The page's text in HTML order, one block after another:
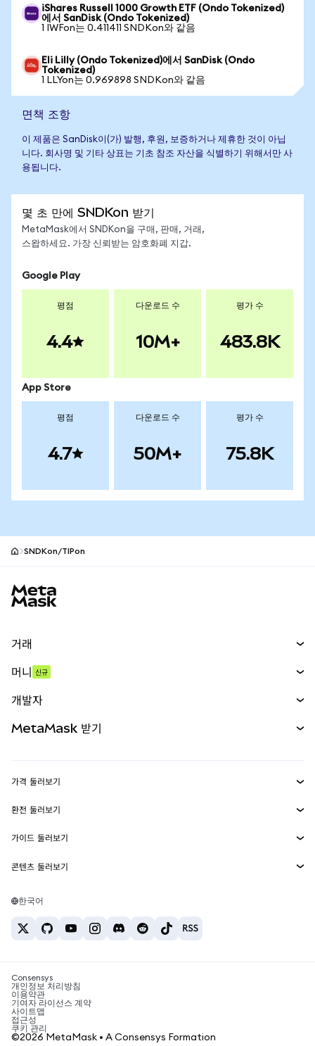
iShares Russell 1000 Growth ETF (Ondo Tokenized)
에서 SanDisk (Ondo Tokenized)
1 IWFon는 0.411411 SNDKon와 같음
Eli Lilly (Ondo Tokenized)에서 SanDisk (Ondo
Tokenized)
1 LLYon는 0.969898 SNDKon와 같음
면책 조항
이 제품은 SanDisk이(가) 발행, 후원, 보증하거나 제휴한 것이 아닙
니다. 회사명 및 기타 상표는 기초 참조 자산을 식별하기 위해서만 사
용됩니다.
몇 초 만에 SNDKon 받기
MetaMask에서 SNDKon을 구매, 판매, 거래,
스왑하세요. 가장 신뢰받는 암호화폐 지갑.
Google Play
평점
4.4
다운로드 수
10M+
평가 수
483.8K
App Store
평점
4.7
다운로드 수
50M+
평가 수
75.8K
SNDKon/TIPon
거래
무기한 선물
실물자산
머니 신규
개발자
MetaMask Connect
Snaps
웹3 서비스
MetaMask 받기
보안
고객 지원
채용
가격 둘러보기
이더리움 가격
솔라나 가격
테더 가격
환전 둘러보기
ETH를 USD로 환전
USDT를 INR로 환전
BTC를 INR로 환전
ETH를 USDT로 환전
가이드 둘러보기
ETH 매수
USDT 매수
SHIB 매수
BNB 매수
콘텐츠 둘러보기
솔라나 지갑
암호화폐 세금 뉴스
암호화폐 매수 방법
비트코인 매도 방법
한국어
Consensys
개인정보 처리방침
이용약관
기여자 라이선스 계약
사이트맵
접근성
쿠키 관리
©2026 MetaMask • A Consensys Formation